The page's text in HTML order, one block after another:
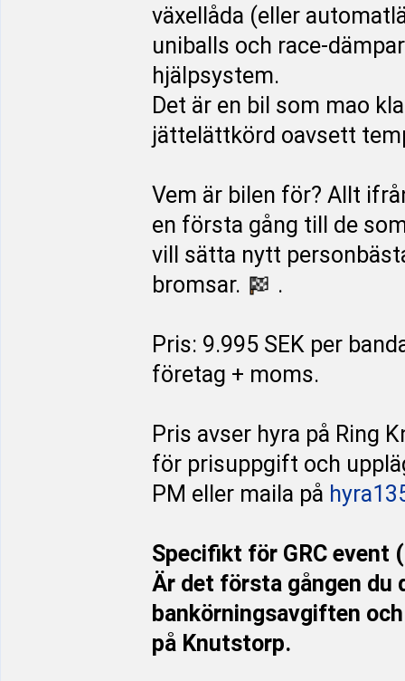
växellåda (eller
uniballs och race-
hjälpsystem.
Det är en bil som mao
jättelättkörd oavsett
Vem är bilen för? Allt
en första gång till de
vill sätta nytt
bromsar.
.
Pris: 9.995 SEK per
företag + moms.
Pris avser hyra på Ring
för prisuppgift och
PM eller maila på
Specifikt för GRC event
Är det första gången du
bankörningsavgiften
på Knutstorp.